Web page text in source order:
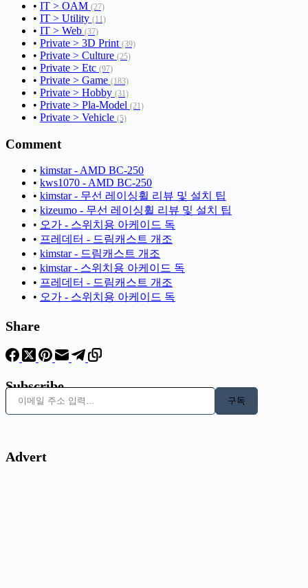
• IT > OAM (27)
• IT > Utility (11)
• IT > Web (37)
• Private > 3D Print (39)
• Private > Culture (25)
• Private > Etc (97)
• Private > Game (183)
• Private > Hobby (31)
• Private > Pla-Model (21)
• Private > Vehicle (5)
Comment
• kimstar - AMD BC-250
• kws1070 - AMD BC-250
• kimstar - 무선 레이싱휠 리뷰 및 설치 팁
• kizeumo - 무선 레이싱휠 리뷰 및 설치 팁
• 오가 - 스위치용 아케이드 독
• 프레데터 - 드림캐스트 개조
• kimstar - 드림캐스트 개조
• kimstar - 스위치용 아케이드 독
• 프레데터 - 드림캐스트 개조
• 오가 - 스위치용 아케이드 독
Share
Subscribe
이메일 주소 입력…
구독
Advert